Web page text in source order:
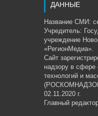
ДАННЫЕ
Название СМИ:
Учредитель:
учреждение
«РегионМедиа».
Сайт
надзору в
технологий и
02.11.2020 г.
Главный